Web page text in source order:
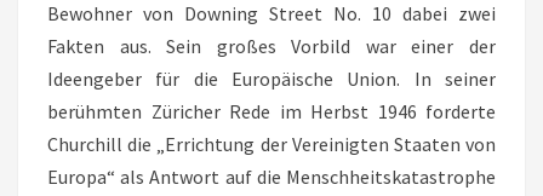
Bewohner von Downing Street No. 10 dabei zwei
Fakten aus. Sein großes Vorbild war einer der
Ideengeber für die Europäische Union. In seiner
berühmten Züricher Rede im Herbst 1946 forderte
Churchill die „Errichtung der Vereinigten Staaten von
Europa“ als Antwort auf die Menschheitskatastrophe